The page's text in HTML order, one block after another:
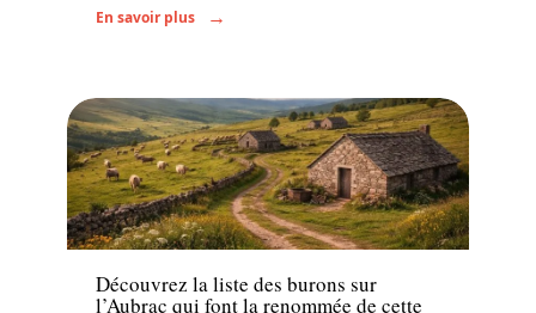
En savoir plus
Activités
Découvrez la liste des burons sur
l’Aubrac qui font la renommée de cette